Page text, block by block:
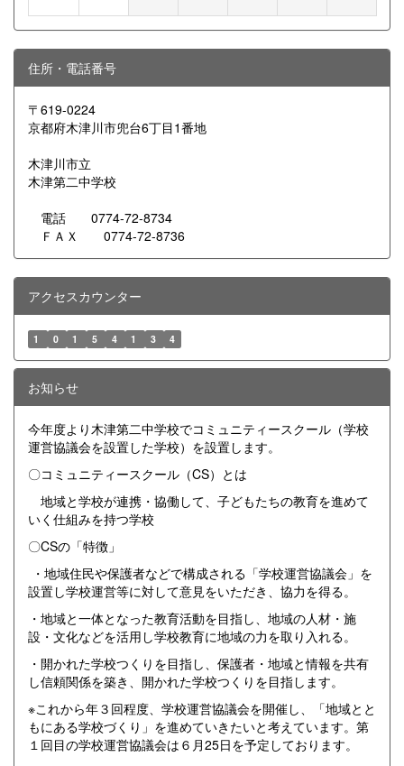
住所・電話番号
〒619-0224
京都府木津川市兜台6丁目1番地
木津川市立
木津第二中学校
電話 0774-72-8734
ＦＡＸ 0774-72-8736
アクセスカウンター
1 0 1 5 4 1 3 4
お知らせ
今年度より木津第二中学校でコミュニティースクール（学校
運営協議会を設置した学校）を設置します。
〇コミュニティースクール（CS）とは
地域と学校が連携・協働して、子どもたちの教育を進めて
いく仕組みを持つ学校
〇CSの「特徴」
・地域住民や保護者などで構成される「学校運営協議会」を
設置し学校運営等に対して意見をいただき、協力を得る。
・地域と一体となった教育活動を目指し、地域の人材・施
設・文化などを活用し学校教育に地域の力を取り入れる。
・開かれた学校つくりを目指し、保護者・地域と情報を共有
し信頼関係を築き、開かれた学校つくりを目指します。
※これから年３回程度、学校運営協議会を開催し、「地域とと
もにある学校づくり」を進めていきたいと考えています。第
１回目の学校運営協議会は６月25日を予定しております。